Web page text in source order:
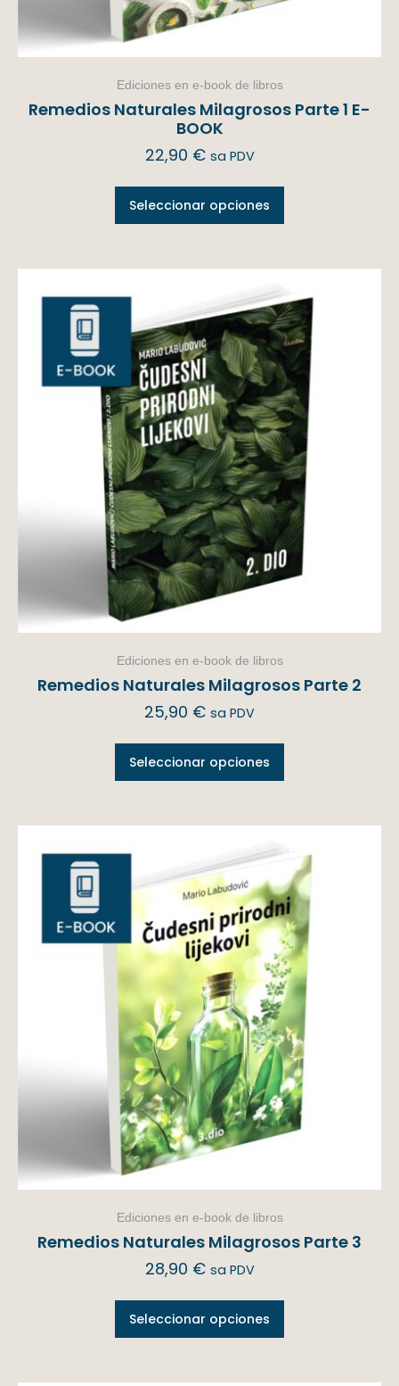
Ediciones en e-book de libros
Remedios Naturales Milagrosos Parte 1 E-
BOOK
22,90 € sa PDV
Seleccionar opciones
Ediciones en e-book de libros
Remedios Naturales Milagrosos Parte 2
25,90 € sa PDV
Seleccionar opciones
Ediciones en e-book de libros
Remedios Naturales Milagrosos Parte 3
28,90 € sa PDV
Seleccionar opciones